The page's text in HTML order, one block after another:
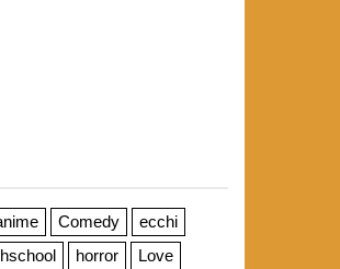
Comedy
ecchi
horror
Love